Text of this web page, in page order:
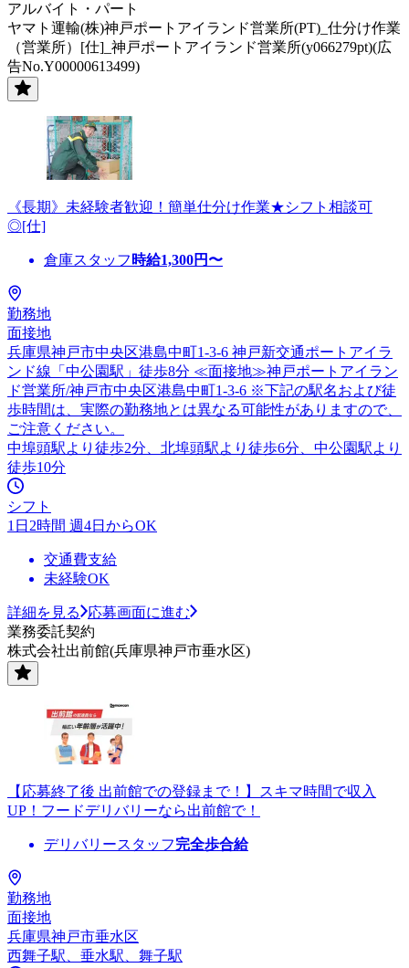
アルバイト・パート
ヤマト運輸(株)神戸ポートアイランド営業所(PT)_仕分け作業
（営業所）[仕]_神戸ポートアイランド営業所(y066279pt)(広
告No.Y00000613499)
《長期》未経験者歓迎！簡単仕分け作業★シフト相談可
◎[仕]
倉庫スタッフ 時給1,300円〜
勤務地
面接地
兵庫県神戸市中央区港島中町1-3-6 神戸新交通ポートアイラ
ンド線「中公園駅」徒歩8分 ≪面接地≫神戸ポートアイラン
ド営業所/神戸市中央区港島中町1-3-6 ※下記の駅名および徒
歩時間は、実際の勤務地とは異なる可能性がありますので、
ご注意ください。
中埠頭駅より徒歩2分、北埠頭駅より徒歩6分、中公園駅より
徒歩10分
シフト
1日2時間 週4日からOK
交通費支給
未経験OK
詳細を見る
応募画面に進む
業務委託契約
株式会社出前館(兵庫県神戸市垂水区)
【応募終了後 出前館での登録まで！】スキマ時間で収入
UP！フードデリバリーなら出前館で！
デリバリースタッフ完全歩合給
勤務地
面接地
兵庫県神戸市垂水区
西舞子駅、垂水駅、舞子駅